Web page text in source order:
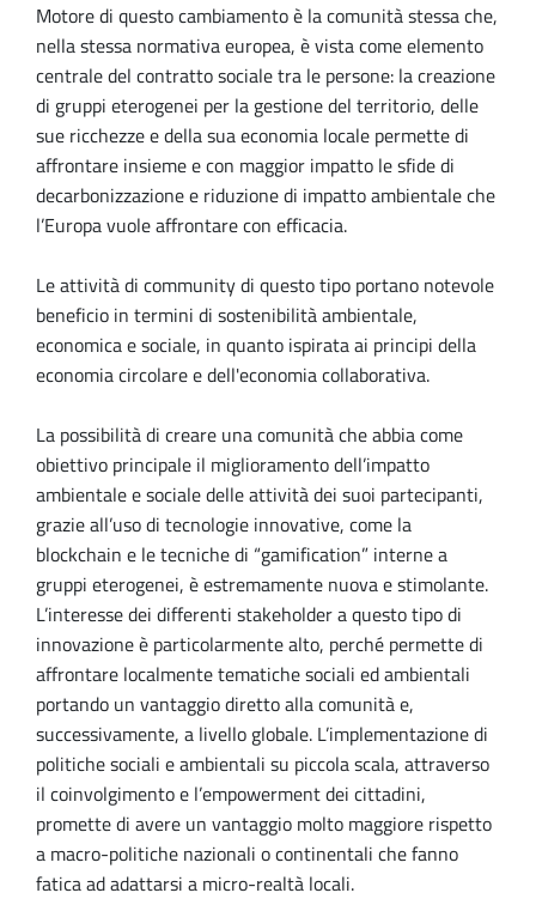
Motore di questo cambiamento è la comunità stessa che,
nella stessa normativa europea, è vista come elemento
centrale del contratto sociale tra le persone: la creazione
di gruppi eterogenei per la gestione del territorio, delle
sue ricchezze e della sua economia locale permette di
affrontare insieme e con maggior impatto le sfide di
decarbonizzazione e riduzione di impatto ambientale che
l’Europa vuole affrontare con efficacia.
Le attività di community di questo tipo portano notevole
beneficio in termini di sostenibilità ambientale,
economica e sociale, in quanto ispirata ai principi della
economia circolare e dell'economia collaborativa.
La possibilità di creare una comunità che abbia come
obiettivo principale il miglioramento dell’impatto
ambientale e sociale delle attività dei suoi partecipanti,
grazie all’uso di tecnologie innovative, come la
blockchain e le tecniche di “gamification” interne a
gruppi eterogenei, è estremamente nuova e stimolante.
L’interesse dei differenti stakeholder a questo tipo di
innovazione è particolarmente alto, perché permette di
affrontare localmente tematiche sociali ed ambientali
portando un vantaggio diretto alla comunità e,
successivamente, a livello globale. L’implementazione di
politiche sociali e ambientali su piccola scala, attraverso
il coinvolgimento e l’empowerment dei cittadini,
promette di avere un vantaggio molto maggiore rispetto
a macro-politiche nazionali o continentali che fanno
fatica ad adattarsi a micro-realtà locali.